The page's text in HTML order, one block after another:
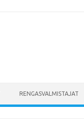
RENGASVALMISTAJAT